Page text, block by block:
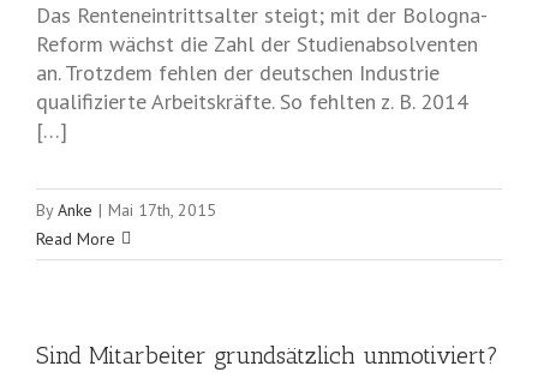
Das Renteneintrittsalter steigt; mit der Bologna-
Reform wächst die Zahl der Studienabsolventen
an. Trotzdem fehlen der deutschen Industrie
qualifizierte Arbeitskräfte. So fehlten z. B. 2014
[…]
ByAnke | Mai 17th, 2015
Read More
Sind Mitarbeiter grundsätzlich unmotiviert?